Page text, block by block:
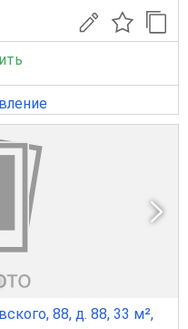
88, д. 88, 33 м²,